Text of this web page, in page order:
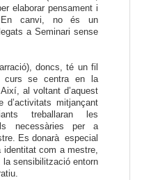
elaborar pensament i
En canvi, no és un
a Seminari sense
doncs, té un fil
curs se centra en la
al voltant d’aquest
d’activitats mitjançant
treballaran les
necessàries per a
Es donarà especial
com a mestre,
sensibilització entorn